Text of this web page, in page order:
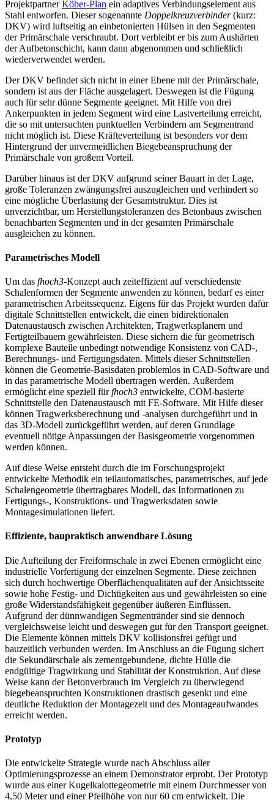
ProjektpartnerKöber-Plan ein adaptives Verbindungselement aus
Stahl entworfen. Dieser sogenannte Doppelkreuzverbinder(kurz:
DKV) wird luftseitig an einbetonierten Hülsen in den Segmenten
der Primärschale verschraubt. Dort verbleibt er bis zum Aushärten
der Aufbetonschicht, kann dann abgenommen und schließlich
wiederverwendet werden.
Der DKV befindet sich nicht in einer Ebene mit der Primärschale,
sondern ist aus der Fläche ausgelagert. Deswegen ist die Fügung
auch für sehr dünne Segmente geeignet. Mit Hilfe von drei
Ankerpunkten in jedem Segment wird eine Lastverteilung erreicht,
die so mit untersuchten punktuellen Verbindern am Segmentrand
nicht möglich ist. Diese Kräfteverteilung ist besonders vor dem
Hintergrund der unvermeidlichen Biegebeanspruchung der
Primärschale von großem Vorteil.
Darüber hinaus ist der DKV aufgrund seiner Bauart in der Lage,
große Toleranzen zwängungsfrei auszugleichen und verhindert so
eine mögliche Überlastung der Gesamtstruktur. Dies ist
unverzichtbar, um Herstellungstoleranzen des Betonbaus zwischen
benachbarten Segmenten und in der gesamten Primärschale
ausgleichen zu können.
Parametrisches Modell
Um das fhoch3-Konzept auch zeiteffizient auf verschiedenste
Schalenformen der Segmente anwenden zu können, bedarf es einer
parametrischen Arbeitssequenz. Eigens für das Projekt wurden dafür
digitale Schnittstellen entwickelt, die einen bidirektionalen
Datenaustausch zwischen Architekten, Tragwerksplanern und
Fertigteilbauern gewährleisten. Diese sichern die für geometrisch
komplexe Bauteile unbedingt notwendige Konsistenz von CAD-,
Berechnungs- und Fertigungsdaten. Mittels dieser Schnittstellen
können die Geometrie-Basisdaten problemlos in CAD-Software und
in das parametrische Modell übertragen werden. Außerdem
ermöglicht eine speziell fürfhoch3 entwickelte, COM-basierte
Schnittstelle den Datenaustausch mit FE-Software. Mit Hilfe dieser
können Tragwerksberechnung und -analysen durchgeführt und in
das 3D-Modell zurückgeführt werden, auf deren Grundlage
eventuell nötige Anpassungen der Basisgeometrie vorgenommen
werden können.
Auf diese Weise entsteht durch die im Forschungsprojekt
entwickelte Methodik ein teilautomatisches, parametrisches, auf jede
Schalengeometrie übertragbares Modell, das Informationen zu
Fertigungs-, Konstruktions- und Tragwerksdaten sowie
Montagesimulationen liefert.
Effiziente, baupraktisch anwendbare Lösung
Die Aufteilung der Freiformschale in zwei Ebenen ermöglicht eine
industrielle Vorfertigung der einzelnen Segmente. Diese zeichnen
sich durch hochwertige Oberflächenqualitäten auf der Ansichtsseite
sowie hohe Festig- und Dichtigkeiten aus und gewährleisten so eine
große Widerstandsfähigkeit gegenüber äußeren Einflüssen.
Aufgrund der dünnwandigen Segmentränder sind sie dennoch
vergleichsweise leicht und deswegen gut für den Transport geeignet.
Die Elemente können mittels DKV kollisionsfrei gefügt und
bauzeitlich verbunden werden. Im Anschluss an die Fügung sichert
die Sekundärschale als zementgebundene, dichte Hülle die
endgültige Tragwirkung und Stabilität der Konstruktion. Auf diese
Weise kann der Betonverbrauch im Vergleich zu überwiegend
biegebeanspruchten Konstruktionen drastisch gesenkt und eine
deutliche Reduktion der Montagezeit und des Montageaufwandes
erreicht werden.
Prototyp
Die entwickelte Strategie wurde nach Abschluss aller
Optimierungsprozesse an einem Demonstrator erprobt. Der Prototyp
wurde aus einer Kugelkalottegeometrie mit einem Durchmesser von
4,50 Meter und einer Pfeilhöhe von nur 60 cm entwickelt. Die